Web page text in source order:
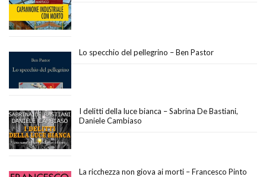
Lo specchio del pellegrino – Ben Pastor
I delitti della luce bianca – Sabrina De Bastiani,
Daniele Cambiaso
La ricchezza non giova ai morti – Francesco Pinto